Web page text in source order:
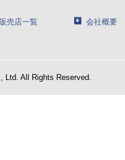
売店一覧 会社概要
Ltd. All Rights Reserved.